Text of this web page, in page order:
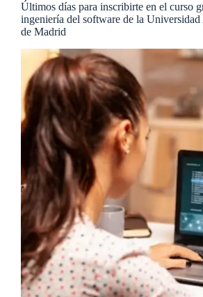
Últimos días para inscribirte en el curso
ingeniería del software de la Universidad
de Madrid